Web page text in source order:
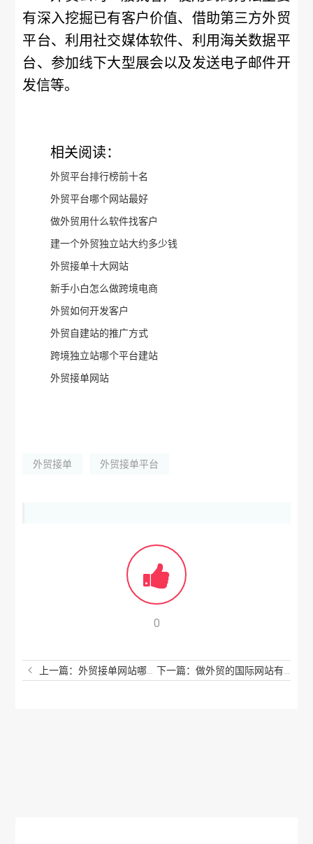
有深入挖掘已有客户价值、借助第三方外贸
平台、利用社交媒体软件、利用海关数据平
台、参加线下大型展会以及发送电子邮件开
发信等。
相关阅读：
外贸平台排行榜前十名
外贸平台哪个网站最好
做外贸用什么软件找客户
建一个外贸独立站大约多少钱
外贸接单十大网站
新手小白怎么做跨境电商
外贸如何开发客户
外贸自建站的推广方式
跨境独立站哪个平台建站
外贸接单网站
外贸接单 外贸接单平台
0
上一篇：外贸接单网站哪个好用？接外贸单的平台有哪些？